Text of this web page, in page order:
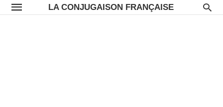
LA CONJUGAISON FRANÇAISE